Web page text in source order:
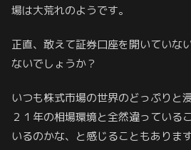
場は大荒れのようです。
正直、敢えて証券口座を開いていな
ないでしょうか？
いつも株式市場の世界のどっぷりと
２１年の相場環境と全然違っている
いるのかな、と感じることもあります